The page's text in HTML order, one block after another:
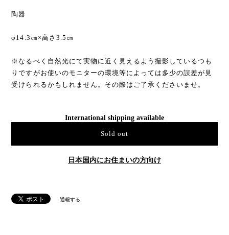
陶器
φ14.3㎝×高さ3.5㎝
※なるべく自然光にて実物に近く見えるよう撮影しているつも
りですがお使いのモニターの環境等によっては多少の誤差が見
受けられるかもしれません。その際はご了承くださいませ。
International shipping available
Sold out
日本国内にお住まいの方向け
通報する